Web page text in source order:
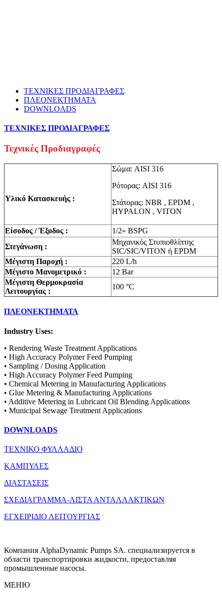
ΤΕΧΝΙΚΕΣ ΠΡΟΔΙΑΓΡΑΦΕΣ
ΠΛΕΟΝΕΚΤΗΜΑΤΑ
DOWNLOADS
ΤΕΧΝΙΚΕΣ ΠΡΟΔΙΑΓΡΑΦΕΣ
Τεχνικές Προδιαγραφές
Υλικό Κατασκευής :
Σώμα: AISI 316
Ρότορας: AISI 316
Στάτορας: NBR , EPDM ,
HYPALON , VITON
Είσοδος / Έξοδος :
1/2» BSPG
Στεγάνωση :
Μηχανικός Στυπιοθλίπτης
SIC/SIC/VITON ή EPDM
Μέγιστη Παροχή :
220 L/h
Μέγιστο Μανομετρικό :
12 Bar
Μέγιστη Θερμοκρασία
Λειτουργίας :
100 °C
ΠΛΕΟΝΕΚΤΗΜΑΤΑ
Industry Uses:
• Rendering Waste Treatment Applications
• High Accuracy Polymer Feed Pumping
• Sampling / Dosing Application
• High Accuracy Polymer Feed Pumping
• Chemical Metering in Manufacturing Applications
• Glue Metering & Manufacturing Applications
• Additive Metering in Lubricant Oil Blending Applications
• Municipal Sewage Treatment Applications
DOWNLOADS
ΤΕΧΝΙΚΟ ΦΥΛΛΑΔΙΟ
ΚΑΜΠΥΛΕΣ
ΔΙΑΣΤΑΣΕΙΣ
ΣΧΕΔΙΑΓΡΑΜΜΑ-ΛΙΣΤΑ ΑΝΤΑΛΛΑΚΤΙΚΩΝ
ΕΓΧΕΙΡΙΔΙΟ ΛΕΙΤΟΥΡΓΙΑΣ
Компания AlphaDynamic Pumps SA. специализируется в
области транспортировки жидкости, предоставляя
промышленные насосы.
МЕНЮ